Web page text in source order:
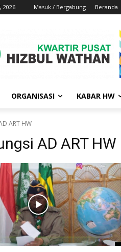
2026 Masuk / Bergabung Beranda
ORGANISASI KABAR HW
ART HW
AD ART HW